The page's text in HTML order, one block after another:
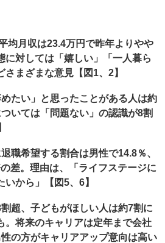
均月収は23.4万円で昨年よりやや
に対しては「嬉しい」「一人暮ら
まざまな意見【図1、2】
たい」と思ったことがある人は約
いては「問題ない」の認識が8割
職希望する割合は男性で14.8％、
差。理由は、「ライフステージに
いから」【図5、6】
超、子どもがほしい人は約7割に
。将来のキャリアは定年まで会社
の方がキャリアアップ意向は高い